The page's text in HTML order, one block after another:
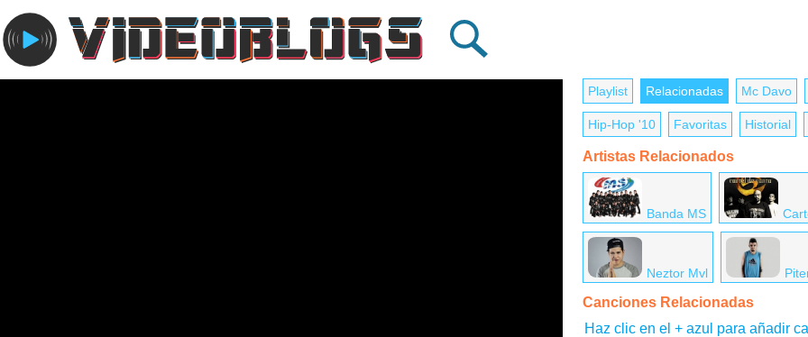
Playlist Relacionadas Mc Davo
Hip-Hop '10 Favoritas Historial
Artistas Relacionados
Banda MS
Neztor Mvl
Canciones Relacionadas
Haz clic en el + azul para añadir